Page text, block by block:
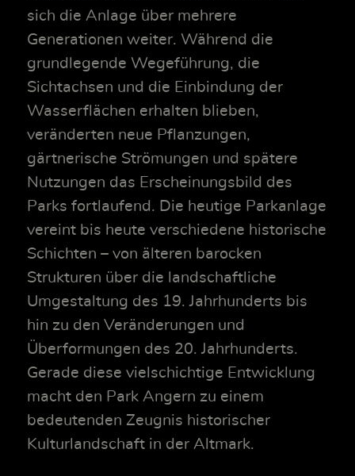
sich die Anlage über mehrere
Generationen weiter. Während die
grundlegende Wegeführung, die
Sichtachsen und die Einbindung der
Wasserflächen erhalten blieben,
veränderten neue Pflanzungen,
gärtnerische Strömungen und spätere
Nutzungen das Erscheinungsbild des
Parks fortlaufend. Die heutige Parkanlage
vereint bis heute verschiedene historische
Schichten – von älteren barocken
Strukturen über die landschaftliche
Umgestaltung des 19. Jahrhunderts bis
hin zu den Veränderungen und
Überformungen des 20. Jahrhunderts.
Gerade diese vielschichtige Entwicklung
macht den Park Angern zu einem
bedeutenden Zeugnis historischer
Kulturlandschaft in der Altmark.